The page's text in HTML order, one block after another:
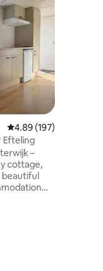
4.89 out of 5 average
4.89 (197)
Efteling
–
beautiful